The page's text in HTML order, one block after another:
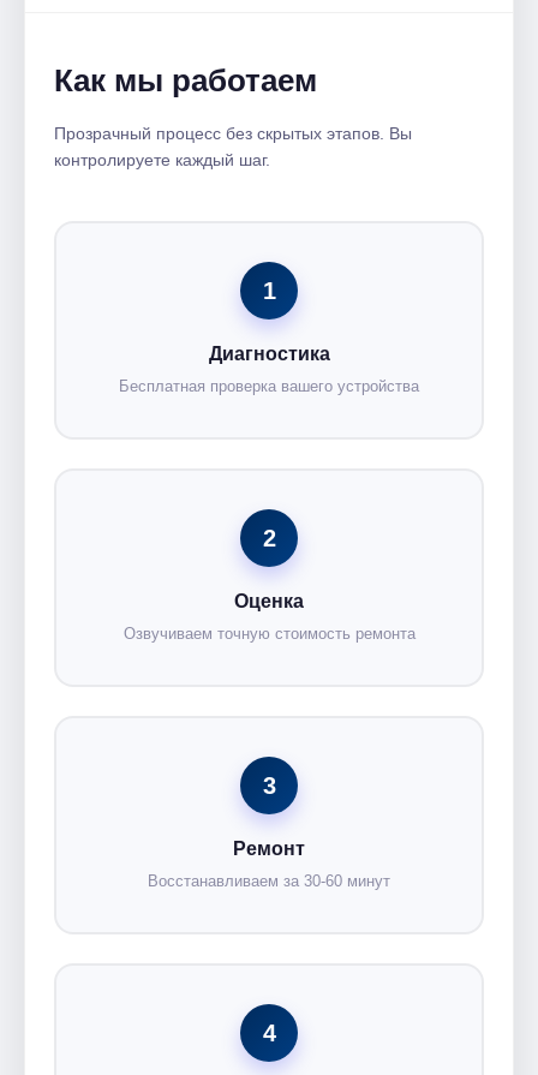
Как мы работаем
Прозрачный процесс без скрытых этапов. Вы
контролируете каждый шаг.
1
Диагностика
Бесплатная проверка вашего устройства
2
Оценка
Озвучиваем точную стоимость ремонта
3
Ремонт
Восстанавливаем за 30-60 минут
4